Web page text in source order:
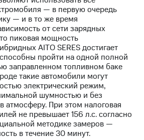
— в первую очередь
— и в то же время
от сети зарядных
пиковая мощность
AITO SERES достигает
пройти на одной полной
заправленном топливном баке
такие автомобили могут
электрический режим,
шумностью и без
атмосферу. При этом налоговая
не превышает 156 л.с. согласно
методике замеров —
в течение 30 минут.